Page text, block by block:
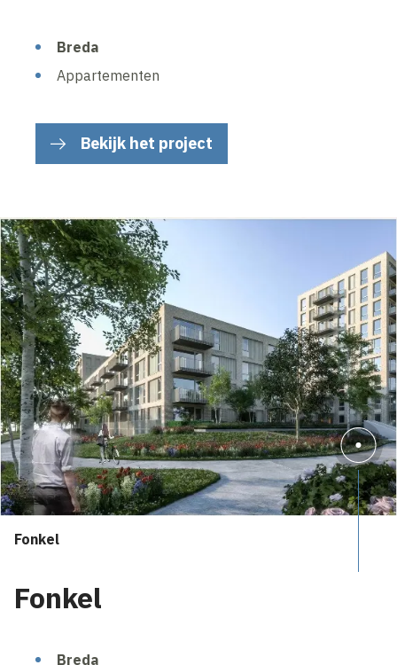
Breda
Appartementen
Bekijk het project
Fonkel
Fonkel
Breda